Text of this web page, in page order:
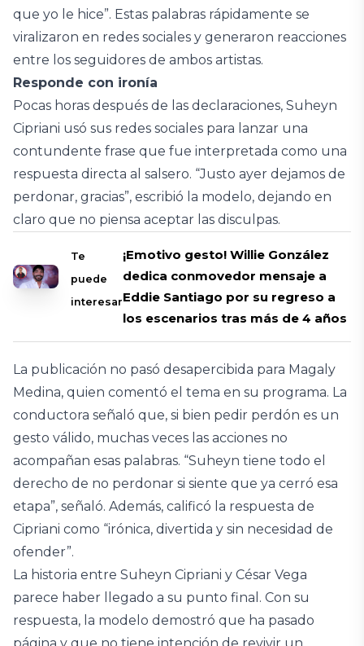
que yo le hice”. Estas palabras rápidamente se
viralizaron en redes sociales y generaron reacciones
entre los seguidores de ambos artistas.
Responde con ironía
Pocas horas después de las declaraciones, Suheyn
Cipriani usó sus redes sociales para lanzar una
contundente frase que fue interpretada como una
respuesta directa al salsero. “Justo ayer dejamos de
perdonar, gracias”, escribió la modelo, dejando en
claro que no piensa aceptar las disculpas.
Te
puede
interesar
¡Emotivo gesto! Willie González
dedica conmovedor mensaje a
Eddie Santiago por su regreso a
los escenarios tras más de 4 años
La publicación no pasó desapercibida para Magaly
Medina, quien comentó el tema en su programa. La
conductora señaló que, si bien pedir perdón es un
gesto válido, muchas veces las acciones no
acompañan esas palabras. “Suheyn tiene todo el
derecho de no perdonar si siente que ya cerró esa
etapa”, señaló. Además, calificó la respuesta de
Cipriani como “irónica, divertida y sin necesidad de
ofender”.
La historia entre Suheyn Cipriani y César Vega
parece haber llegado a su punto final. Con su
respuesta, la modelo demostró que ha pasado